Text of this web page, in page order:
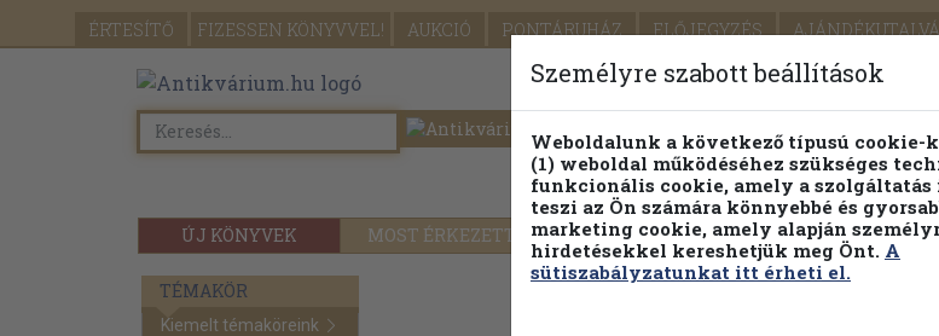
ÉRTESÍTŐ FIZESSEN KÖNYVVEL! AUKCIÓ PONTÁRUHÁZ ELŐJEGYZÉS
ÚJ KÖNYVEK MOST ÉRKEZETT PILLANATNYI ÁRAINK
Részletes kereső
TÉMAKÖR
Kiemelt témaköreink
Személyre szabott beállítások
Weboldalunk a következő típusú cookie-
(1) weboldal működéséhez szükséges
funkcionális cookie, amely a
teszi az Ön számára könnyebbé és
marketing cookie, amely alapján
hirdetésekkel kereshetjük meg Önt. A
sütiszabályzatunkat itt érheti el.